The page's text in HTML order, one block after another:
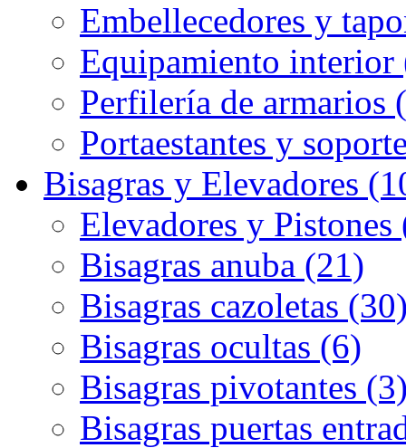
Embellecedores y
Equipamiento interior
Perfilería de armarios
Portaestantes y
Bisagras y Elevadores
Elevadores y Pistones
Bisagras anuba (21)
Bisagras cazoletas
Bisagras ocultas (6)
Bisagras pivotantes
Bisagras puertas